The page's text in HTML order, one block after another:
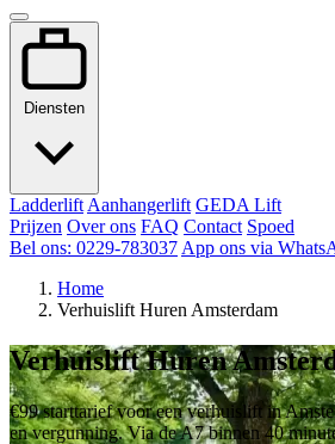
Diensten
Ladderlift Aanhangerlift GEDA Lift
Prijzen Over ons FAQ Contact Spoed
Bel ons: 0229-783037 App ons via
Home
Verhuislift Huren Amsterdam
Verhuislift Huren
€99 starttarief voor een verhuislift in
en vergunning. Via de A7 binnen 40